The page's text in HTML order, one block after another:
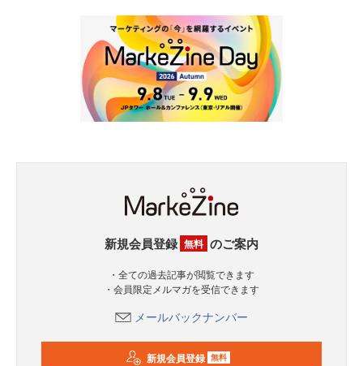
新規会員登録 無料 のご案内
・全ての過去記事が閲覧できます
・会員限定メルマガを受信できます
メールバックナンバー
新規会員登録 無料